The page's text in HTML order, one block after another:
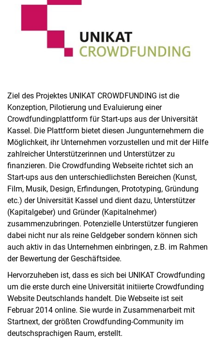
Abgeschlossene Forschungsprojekte
Dissertationen
Ziel des Projektes UNIKAT CROWDFUNDING ist die
Konzeption, Pilotierung und Evaluierung einer
Crowdfundingplattform für Start-ups aus der Universität
Kassel. Die Plattform bietet diesen Jungunternehmern die
Möglichkeit, ihr Unternehmen vorzustellen und mit der Hilfe
zahlreicher Unterstützerinnen und Unterstützer zu
finanzieren. Die Crowdfunding Webseite richtet sich an
Start-ups aus den unterschiedlichsten Bereichen (Kunst,
Film, Musik, Design, Erfindungen, Prototyping, Gründung
etc.) der Universität Kassel und dient dazu, Unterstützer
(Kapitalgeber) und Gründer (Kapitalnehmer)
zusammenzubringen. Potenzielle Unterstützer fungieren
dabei nicht nur als reine Geldgeber sondern können sich
auch aktiv in das Unternehmen einbringen, z.B. im Rahmen
der Bewertung der Geschäftsidee.
Hervorzuheben ist, dass es sich bei UNIKAT Crowdfunding
um die erste durch eine Universität initiierte Crowdfunding
Website Deutschlands handelt. Die Webseite ist seit
Februar 2014 online. Sie wurde in Zusammenarbeit mit
Startnext, der größten Crowdfunding-Community im
deutschsprachigen Raum, erstellt.